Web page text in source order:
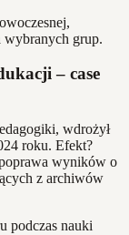
grup.
– case
wdrożył
roku. Efekt?
wyników o
z archiwów